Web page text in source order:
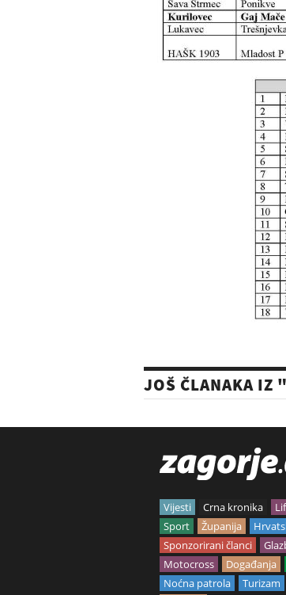
JOŠ ČLANAKA IZ
Vijesti Crna kronika
Sport
Županija
Sponzorirani članci
Motocross
Događanja
Noćna patrola
Turizam